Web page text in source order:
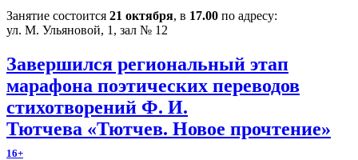
Занятие состоится 21 октября, в 17.00 по адресу:
ул. М. Ульяновой, 1, зал № 12
Завершился региональный этап
марафона поэтических переводов
стихотворений Ф. И.
Тютчева «Тютчев. Новое прочтение»
16+